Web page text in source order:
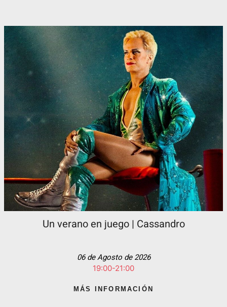
Un verano en juego | Cassandro
06 de Agosto de 2026
19:00-21:00
MÁS INFORMACIÓN